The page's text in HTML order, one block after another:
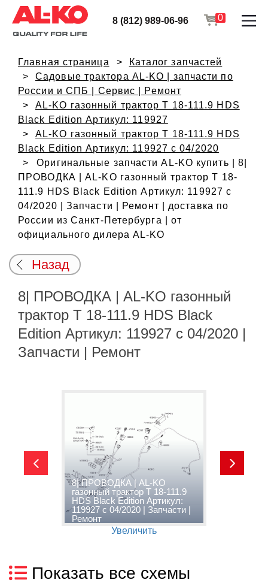
8 (812) 989-06-96 0
Главная страница
Каталог запчастей
Садовые трактора AL-KO | запчасти по
России и СПБ | Сервис | Ремонт
AL-KO газонный трактор T 18-111.9 HDS
Black Edition Артикул: 119927
AL-KO газонный трактор T 18-111.9 HDS
Black Edition Артикул: 119927 с 04/2020
Оригинальные запчасти AL-KO купить | 8|
ПРОВОДКА | AL-KO газонный трактор T 18-
111.9 HDS Black Edition Артикул: 119927 с
04/2020 | Запчасти | Ремонт | доставка по
России из Санкт-Петербурга | от
официального дилера AL-KO
Назад
8| ПРОВОДКА | AL-KO газонный
трактор T 18-111.9 HDS Black
Edition Артикул: 119927 с 04/2020 |
Запчасти | Ремонт
8| ПРОВОДКА | AL-KO
газонный трактор T 18-111.9
HDS Black Edition Артикул:
119927 с 04/2020 | Запчасти |
Ремонт
Увеличить
Показать все схемы